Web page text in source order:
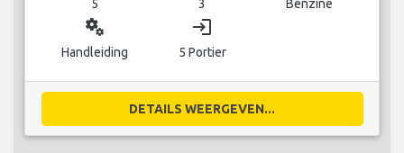
5 3 Benzine
miscellaneous_services
Handleiding
login
5 Portier
DETAILS WEERGEVEN...